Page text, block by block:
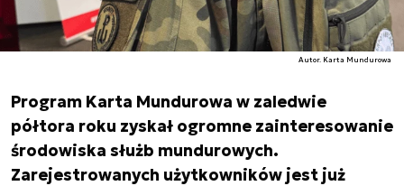
Autor. Karta Mundurowa
Program Karta Mundurowa w zaledwie
półtora roku zyskał ogromne zainteresowanie
środowiska służb mundurowych.
Zarejestrowanych użytkowników jest już